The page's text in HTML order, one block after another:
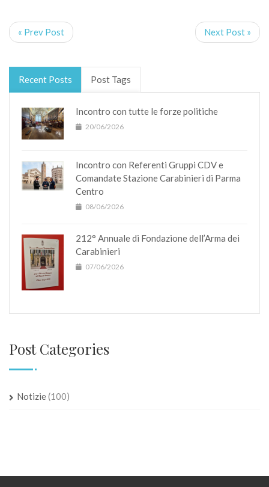
« Prev Post Next Post »
Recent Posts Post Tags
Incontro con tutte le forze politiche
20/06/2026
Incontro con Referenti Gruppi CDV e
Comandate Stazione Carabinieri di Parma
Centro
08/06/2026
212° Annuale di Fondazione dell’Arma dei
Carabinieri
07/06/2026
Post Categories
Notizie(100)